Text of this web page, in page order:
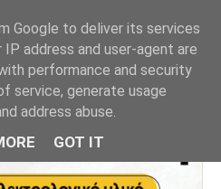
Google to deliver its services
address and user-agent are
performance and security
service, generate usage
address abuse.
GOT IT